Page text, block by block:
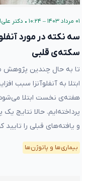
۰۱ مرداد ۱۴۰۳ – ۱۰:۲۴ • دکتر
سکته‌ی قلبی
تا به حال چندین پژوهش
هفته‌ی نخست ابتلا
پرداخته‌ایم. حالا نتایج
و یافته‌های قبلی را تایید
بیماری‌ها و پاتوژن‌ها